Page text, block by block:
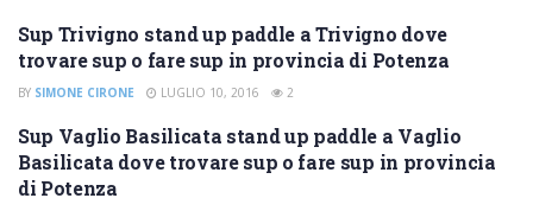
SUP POTENZA
Sup Trivigno stand up paddle a Trivigno dove
trovare sup o fare sup in provincia di Potenza
BY SIMONE CIRONE LUGLIO 10, 2016 2
SUP POTENZA
Sup Vaglio Basilicata stand up paddle a Vaglio
Basilicata dove trovare sup o fare sup in provincia
di Potenza